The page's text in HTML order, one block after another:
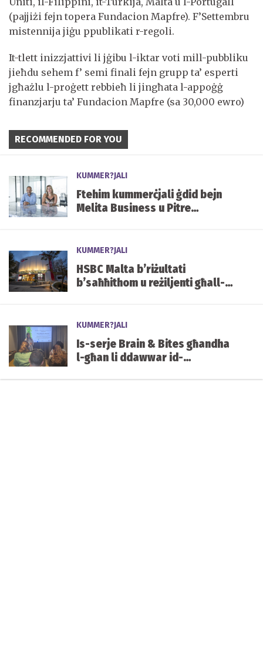
(pajjiżi fejn topera Fundacion Mapfre). F’Settembru
mistennija jiġu ppublikati r-regoli.
It-tlett inizzjattivi li jġibu l-iktar voti mill-pubbliku
jieħdu sehem f’ semi finali fejn grupp ta’ esperti
jgħażlu l-proġett rebbieħ li jingħata l-appoġġ
finanzjarju ta’ Fundacion Mapfre (sa 30,000 ewro)
RECOMMENDED FOR YOU
KUMMER?JALI
Ftehim kummerċjali ġdid bejn
Melita Business u Pitre
KUMMER?JALI
HSBC Malta b’riżultati
b’saħħithom u reżiljenti għall-
KUMMER?JALI
Is-serje Brain & Bites għandha
l-għan li ddawwar id-